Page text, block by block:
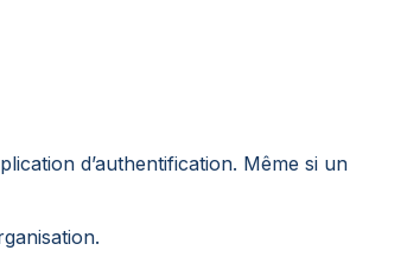
d’authentification. Même si un